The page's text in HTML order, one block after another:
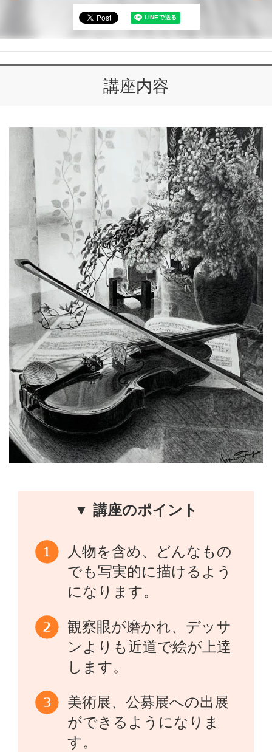
講座内容
▼ 講座のポイント
人物を含め、どんなもの
でも写実的に描けるよう
になります。
観察眼が磨かれ、デッサ
ンよりも近道で絵が上達
します。
美術展、公募展への出展
ができるようになりま
す。